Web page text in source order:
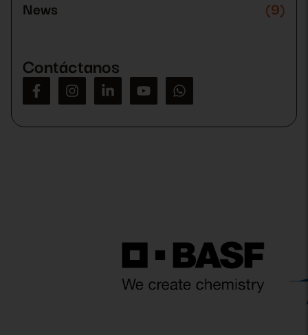
vacío.
News (9)
Contáctanos